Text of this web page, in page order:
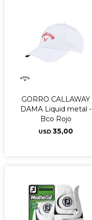
GORRO CALLAWAY
DAMA Liquid metal -
Bco Rojo
USD 35,00